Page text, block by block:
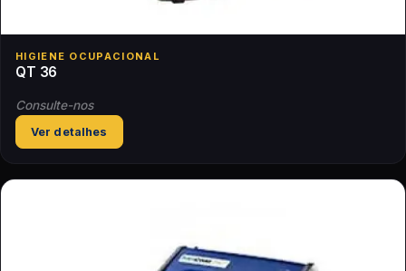
HIGIENE OCUPACIONAL
QT 36
Consulte-nos
Ver detalhes